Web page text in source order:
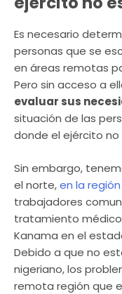
Es necesario
personas que se
en áreas remotas
Pero sin acceso a
evaluar sus
situación de las
donde el ejército
Sin embargo,
el norte,en la
trabajadores
tratamiento
Kanama en el
Debido a que no
nigeriano, los
remota región que